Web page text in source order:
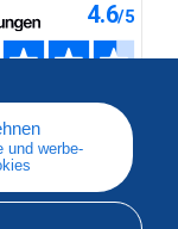
und werbe-